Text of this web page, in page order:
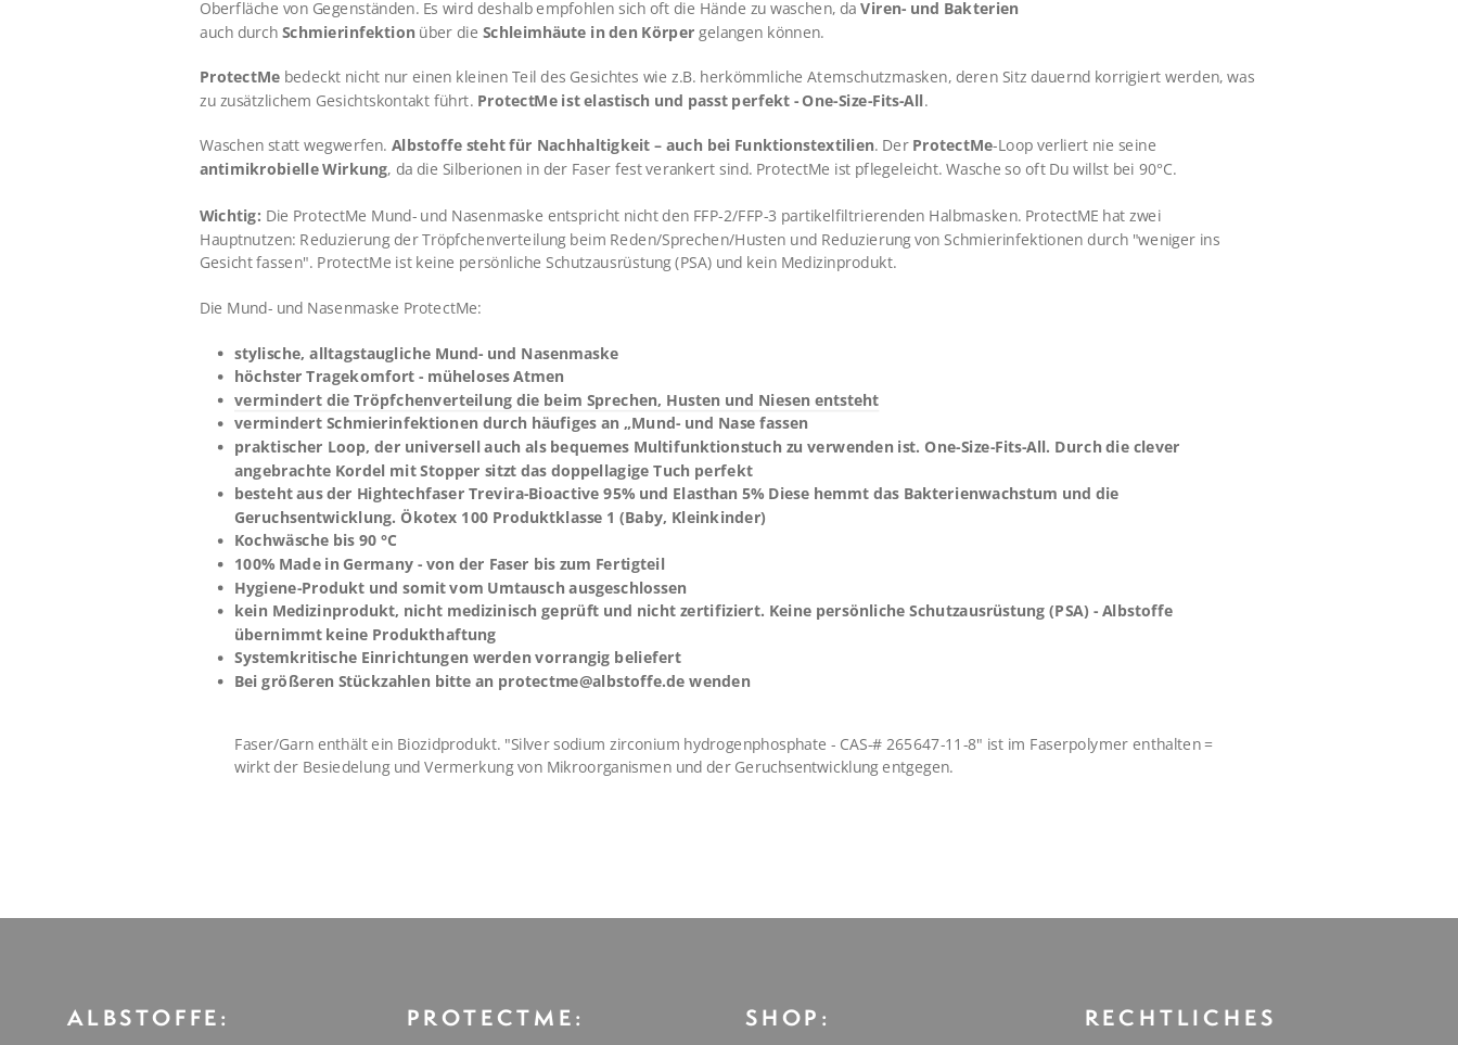
Oberfläche von Gegenständen. Es wird deshalb empfohlen sich oft die Hände zu waschen, daViren- und Bakterien
auch durch Schmierinfektion über die Schleimhäute in den Körpergelangen können.
ProtectMe bedeckt nicht nur einen kleinen Teil des Gesichtes wie z.B. herkömmliche Atemschutzmasken, deren Sitz dauernd korrigiert werden, was
zu zusätzlichem Gesichtskontakt führt. ProtectMe ist elastisch und passt perfekt - One-Size-Fits-All.
Waschen statt wegwerfen. Albstoffe steht für Nachhaltigkeit – auch bei Funktionstextilien. Der ProtectMe-Loop verliert nie seine
antimikrobielle Wirkung, da die Silberionen in der Faser fest verankert sind. ProtectMe ist pflegeleicht. Wasche so oft Du willst bei 90°C.
Wichtig: Die ProtectMe Mund- und Nasenmaske entspricht nicht den FFP-2/FFP-3 partikelfiltrierenden Halbmasken. ProtectME hat zwei
Hauptnutzen: Reduzierung der Tröpfchenverteilung beim Reden/Sprechen/Husten und Reduzierung von Schmierinfektionen durch "weniger ins
Gesicht fassen". ProtectMe ist keine persönliche Schutzausrüstung (PSA) und kein Medizinprodukt.
Die Mund- und Nasenmaske ProtectMe:
stylische, alltagstaugliche Mund- und Nasenmaske
höchster Tragekomfort - müheloses Atmen
vermindert die Tröpfchenverteilung die beim Sprechen, Husten und Niesen entsteht
vermindert Schmierinfektionen durch häufiges an „Mund- und Nase fassen
praktischer Loop, der universell auch als bequemes Multifunktionstuch zu verwenden ist. One-Size-Fits-All. Durch die clever
angebrachte Kordel mit Stopper sitzt das doppellagige Tuch perfekt
besteht aus der Hightechfaser Trevira-Bioactive 95% und Elasthan 5% Diese hemmt das Bakterienwachstum und die
Geruchsentwicklung. Ökotex 100 Produktklasse 1 (Baby, Kleinkinder)
Kochwäsche bis 90 °C
100% Made in Germany - von der Faser bis zum Fertigteil
Hygiene-Produkt und somit vom Umtausch ausgeschlossen
kein Medizinprodukt, nicht medizinisch geprüft und nicht zertifiziert. Keine persönliche Schutzausrüstung (PSA) - Albstoffe
übernimmt keine Produkthaftung
Systemkritische Einrichtungen werden vorrangig beliefert
Bei größeren Stückzahlen bitte an protectme@albstoffe.de wenden
Faser/Garn enthält ein Biozidprodukt. "Silver sodium zirconium hydrogenphosphate - CAS-# 265647-11-8" ist im Faserpolymer enthalten =
wirkt der Besiedelung und Vermerkung von Mikroorganismen und der Geruchsentwicklung entgegen.
ALBSTOFFE: PROTECTME: SHOP: RECHTLICHES